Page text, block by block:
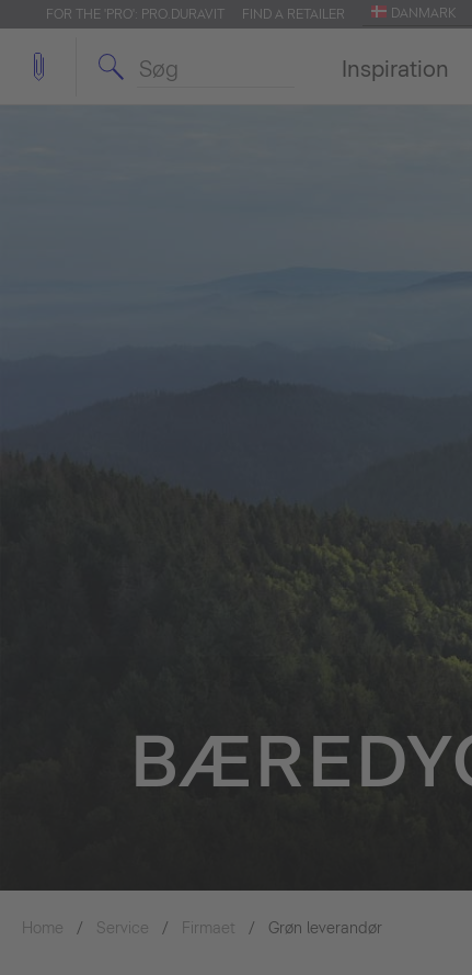
FOR THE 'PRO': PRO.DURAVIT FIND A RETAILER DANMARK
Inspiration
Home Service Firmaet Grøn leverandør